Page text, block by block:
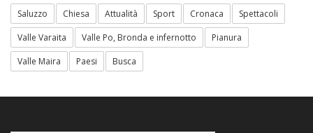
Saluzzo Chiesa Attualità Sport Cronaca
Spettacoli
Valle Varaita
Valle Po, Bronda e infernotto
Pianura
Valle Maira
Paesi Busca